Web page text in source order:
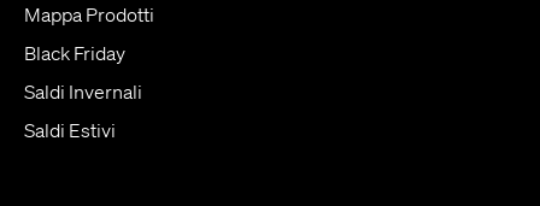
Mappa Prodotti
Black Friday
Saldi Invernali
Saldi Estivi